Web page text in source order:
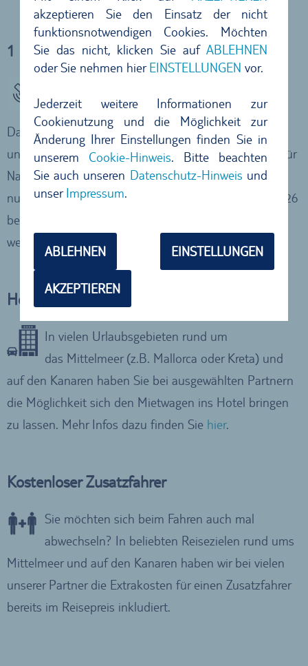
akzeptieren Sie den Einsatz der nicht
funktionsnotwendigen Cookies. Möchten
Sie das nicht, klicken Sie aufABLEHNEN
oder Sie nehmen hierEINSTELLUNGEN vor.
Jederzeit weitere Informationen zur
Cookienutzung und die Möglichkeit zur
Änderung Ihrer Einstellungen finden Sie in
unserem Cookie-Hinweis. Bitte beachten
Sie auch unseren Datenschutz-Hinweis und
unserImpressum.
ABLEHNEN EINSTELLUNGEN
AKZEPTIEREN
1 GB Datenvolumen im Ausland inklusive
kostenlose Airalo e-SIM mit 1 GB
Datenvolumen für 5 Tage. Damit bleiben Sie auch
unterwegs zuverlässig online und können diese z.B. für
Navigationsdienste oder Reiseinformationen flexibel
nutzen. Die kostenlose e-SIM muss bis zum 31.12.2026
beantragt und innerhalb von 12 Monaten eingelöst
werden. ► Weitere
Hotelzustellung ihres Mietwagens
In vielen Urlaubsgebieten rund um
das Mittelmeer (z.B. Mallorca oder Kreta) und
auf den Kanaren haben Sie bei ausgewählten Partnern
die Möglichkeit sich den Mietwagen ins Hotel bringen
zu lassen. Mehr Infos dazu finden Sie hier.
Kostenloser Zusatzfahrer
Sie möchten sich beim Fahren auch mal
abwechseln? In beliebten Reisezielen rund ums
Mittelmeer und auf den Kanaren haben wir bei vielen
unserer Partner die Extrakosten für einen Zusatzfahrer
bereits im Reisepreis inkludiert.